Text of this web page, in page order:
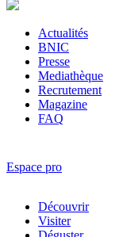
Actualités
BNIC
Presse
Mediathèque
Recrutement
Magazine
FAQ
Espace pro
Découvrir
Visiter